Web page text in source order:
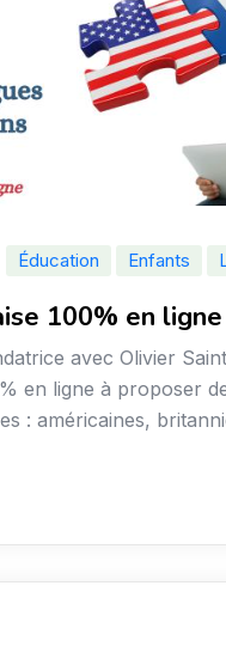
Éducation Enfants
100% en ligne
avec Olivier
en ligne à proposer
: américaines,